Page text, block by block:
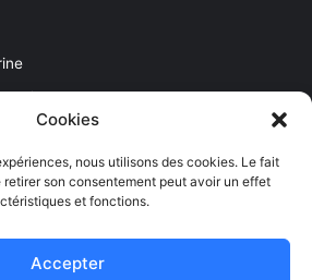
Cookies
nous utilisons des cookies. Le fait
son consentement peut avoir un effet
et fonctions.
Accepter
Marine